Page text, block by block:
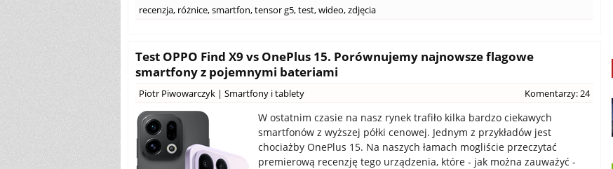
recenzja, różnice,smartfon,tensor g5,test,wideo,zdjęcia
Test OPPO Find X9 vs OnePlus 15. Porównujemy najnowsze flagowe
smartfony z pojemnymi bateriami
Piotr Piwowarczyk | Smartfony i tablety Komentarzy: 24
W ostatnim czasie na nasz rynek trafiło kilka bardzo ciekawych
smartfonów z wyższej półki cenowej. Jednym z przykładów jest
chociażby OnePlus 15. Na naszych łamach mogliście przeczytać
premierową recenzję tego urządzenia, które - jak można zauważyć -